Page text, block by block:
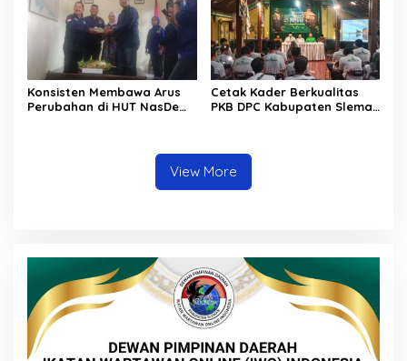
Konsisten Membawa Arus
Perubahan di HUT NasDem
Cetak Kader Berkualitas
PKB DPC Kabupaten Sleman
View More